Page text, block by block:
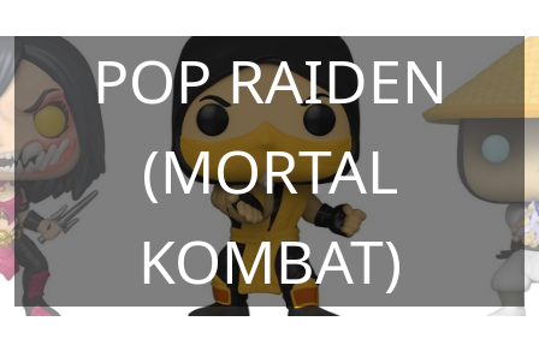
POP RAIDEN
(MORTAL
KOMBAT)